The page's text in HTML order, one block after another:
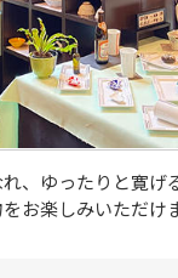
、ゆったりと寛げ
お楽しみいただけ